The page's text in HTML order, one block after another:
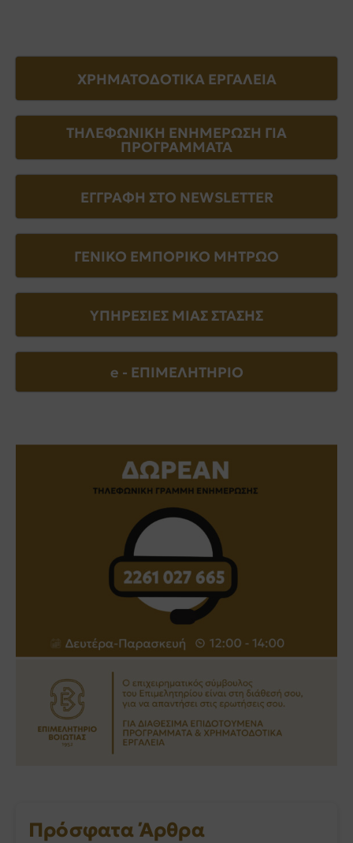
ΧΡΗΜΑΤΟΔΟΤΙΚΑ ΕΡΓΑΛΕΙΑ
ΤΗΛΕΦΩΝΙΚΗ ΕΝΗΜΕΡΩΣΗ ΓΙΑ
ΠΡΟΓΡΑΜΜΑΤΑ
ΕΓΓΡΑΦΗ ΣΤΟ NEWSLETTER
ΓΕΝΙΚΟ ΕΜΠΟΡΙΚΟ ΜΗΤΡΩΟ
ΥΠΗΡΕΣΙΕΣ ΜΙΑΣ ΣΤΑΣΗΣ
e - EΠΙΜΕΛΗΤΗΡΙΟ
Πρόσφατα Άρθρα